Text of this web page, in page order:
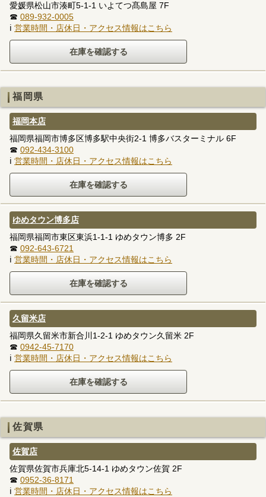
愛媛県松山市湊町5-1-1 いよてつ髙島屋 7F
☎ 089-932-0005
ℹ 営業時間・店休日・アクセス情報はこちら
福岡県
福岡本店
福岡県福岡市博多区博多駅中央街2-1 博多バスターミナル 6F
☎ 092-434-3100
ℹ 営業時間・店休日・アクセス情報はこちら
ゆめタウン博多店
福岡県福岡市東区東浜1-1-1 ゆめタウン博多 2F
☎ 092-643-6721
ℹ 営業時間・店休日・アクセス情報はこちら
久留米店
福岡県久留米市新合川1-2-1 ゆめタウン久留米 2F
☎ 0942-45-7170
ℹ 営業時間・店休日・アクセス情報はこちら
佐賀県
佐賀店
佐賀県佐賀市兵庫北5-14-1 ゆめタウン佐賀 2F
☎ 0952-36-8171
ℹ 営業時間・店休日・アクセス情報はこちら